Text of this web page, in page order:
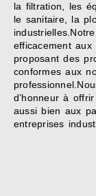
la filtration, les
le sanitaire, la
efficacement
proposant des
conformes aux
d’honneur à
aussi bien aux
entreprises